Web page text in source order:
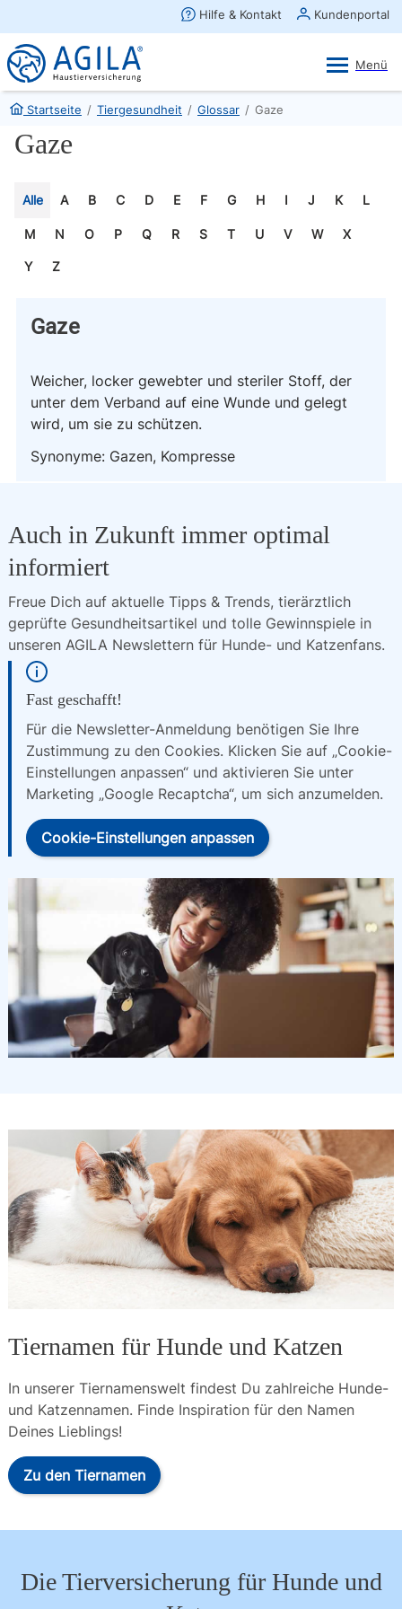
Startseite / Tiergesundheit / Glossar / Gaze
Gaze
Alle A B C D E F G H I J K L
M N O P Q R S T U V W X
Y Z
Gaze
Weicher, locker gewebter und steriler Stoff, der
unter dem Verband auf eine Wunde und gelegt
wird, um sie zu schützen.
Synonyme: Gazen, Kompresse
Auch in Zukunft immer optimal
informiert
Freue Dich auf aktuelle Tipps & Trends, tierärztlich
geprüfte Gesundheitsartikel und tolle Gewinnspiele in
unseren AGILA Newslettern für Hunde- und Katzenfans.
Fast geschafft!
Für die Newsletter-Anmeldung benötigen Sie Ihre
Zustimmung zu den Cookies. Klicken Sie auf „Cookie-
Einstellungen anpassen“ und aktivieren Sie unter
Marketing „Google Recaptcha“, um sich anzumelden.
Cookie-Einstellungen anpassen
Tiernamen für Hunde und Katzen
In unserer Tiernamenswelt findest Du zahlreiche Hunde-
und Katzennamen. Finde Inspiration für den Namen
Deines Lieblings!
Zu den Tiernamen
Die Tierversicherung für Hunde und
×
AGILA Kunden-App
Gratis - Im Play Store laden
Ansehen